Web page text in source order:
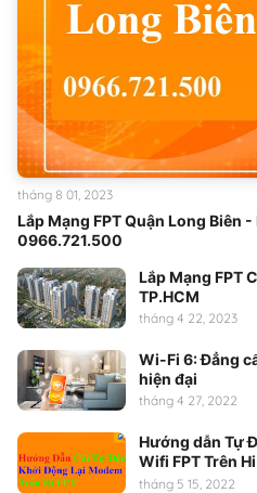
Lắp Mạng FPT Quận Long Biên
0966.721.500
tháng 8 01, 2023
Lắp Mạng FPT
TP.HCM
tháng 4 22, 2023
Wi-Fi 6: Đẳng
hiện đại
tháng 4 27, 2022
Hướng dẫn Tự
Wifi FPT Trên
tháng 5 15, 2022